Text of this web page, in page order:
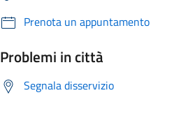
Prenota un appuntamento
Problemi in città
Segnala disservizio